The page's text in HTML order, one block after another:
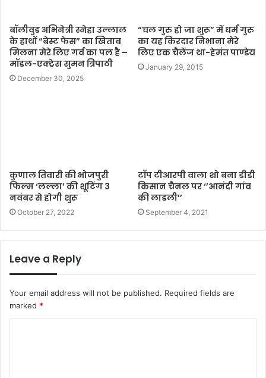
बॉलीवुड अभिनेत्री स्नेहा उल्लाल
के हाथों “बेस्ट फेस” का खिताब
मिलना मेरे लिए गर्व का पल है –
मॉडल-एक्ट्रेस सुमन त्रिपाठी
December 30, 2025
“चल गुरु हो जा शुरू” में धर्म गुरु
का यह किरदार निभाना मेरे
लिए एक चैलेंज था-हेमंत पाण्डेय
January 29, 2015
कुणाल तिवारी की भोजपुरी
फिल्म ‘लल्ला’ की शूटिंग 3
नवंबर से होगी शुरू
October 27, 2022
टॉप टीआरपी वाला शो बना डीडी
किसान चैनल पर ‘’आनंदी गांव
की लाडली’’
September 4, 2021
Leave a Reply
Your email address will not be published. Required fields are
marked *